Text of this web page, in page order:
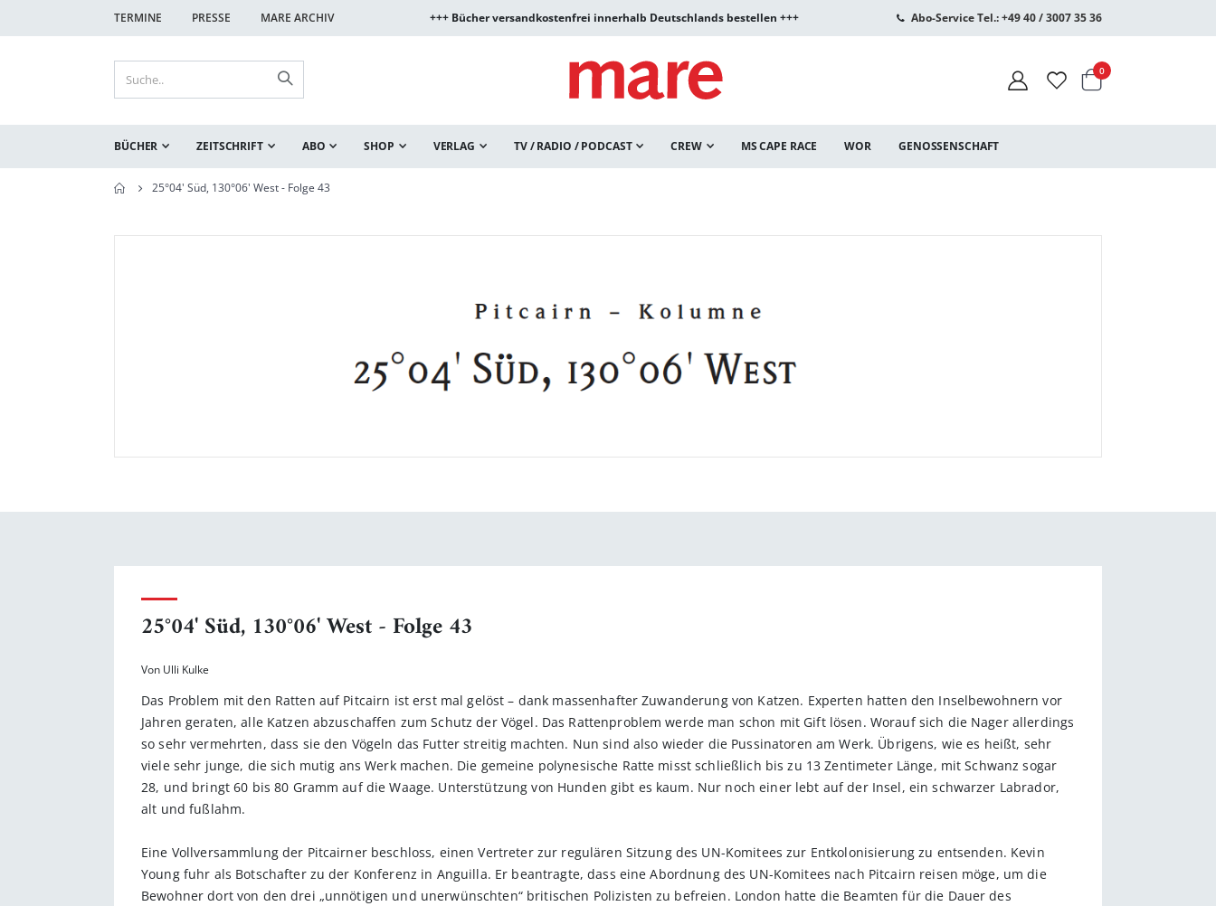
TERMINE PRESSE MARE ARCHIV +++ Bücher versandkostenfrei innerhalb Deutschlands bestellen +++ Abo-Service Tel.: +49 40 / 3007 35 36
Warenkorb
0Artikel
BÜCHER ZEITSCHRIFT ABO SHOP VERLAG TV / RADIO / PODCAST CREW MS CAPE RACE WOR GENOSSENSCHAFT
25°04' Süd, 130°06' West - Folge 43
25°04' Süd, 130°06' West - Folge 43
Von Ulli Kulke
Das Problem mit den Ratten auf Pitcairn ist erst mal gelöst – dank massenhafter Zuwanderung von Katzen. Experten hatten den Inselbewohnern vor
Jahren geraten, alle Katzen abzuschaffen zum Schutz der Vögel. Das Rattenproblem werde man schon mit Gift lösen. Worauf sich die Nager allerdings
so sehr vermehrten, dass sie den Vögeln das Futter streitig machten. Nun sind also wieder die Pussinatoren am Werk. Übrigens, wie es heißt, sehr
viele sehr junge, die sich mutig ans Werk machen. Die gemeine polynesische Ratte misst schließlich bis zu 13 Zentimeter Länge, mit Schwanz sogar
28, und bringt 60 bis 80 Gramm auf die Waage. Unterstützung von Hunden gibt es kaum. Nur noch einer lebt auf der Insel, ein schwarzer Labrador,
alt und fußlahm.
Eine Vollversammlung der Pitcairner beschloss, einen Vertreter zur regulären Sitzung des UN-Komitees zur Entkolonisierung zu entsenden. Kevin
Young fuhr als Botschafter zu der Konferenz in Anguilla. Er beantragte, dass eine Abordnung des UN-Komitees nach Pitcairn reisen möge, um die
Bewohner dort von den drei „unnötigen und unerwünschten“ britischen Polizisten zu befreien. London hatte die Beamten für die Dauer des